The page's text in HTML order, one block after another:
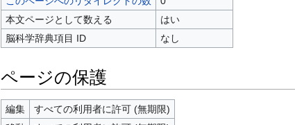
本文ページとして数える
はい
脳科学辞典項目 ID
なし
ページの保護
編集
すべての利用者に許可 (無期限)